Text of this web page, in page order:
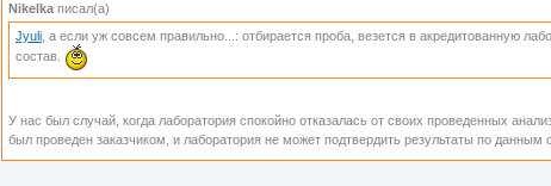
Nikelka писал(а)
Jyuli , а если уж совсем правильно...: отбирается проба, везется в акредитованную
состав.
У нас был случай, когда лаборатория спокойно отказалась от своих проведенных
был проведен заказчиком, и лаборатория не может подтвердить результаты по данным